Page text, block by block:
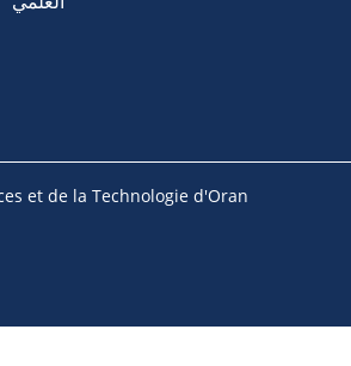
et de la Technologie d'Oran